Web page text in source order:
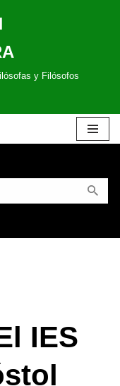
y Filósofos
IES